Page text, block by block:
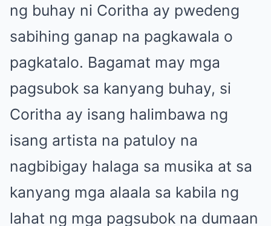
ng buhay ni Coritha ay pwedeng
sabihing ganap na pagkawala o
pagkatalo. Bagamat may mga
pagsubok sa kanyang buhay, si
Coritha ay isang halimbawa ng
isang artista na patuloy na
nagbibigay halaga sa musika at sa
kanyang mga alaala sa kabila ng
lahat ng mga pagsubok na dumaan